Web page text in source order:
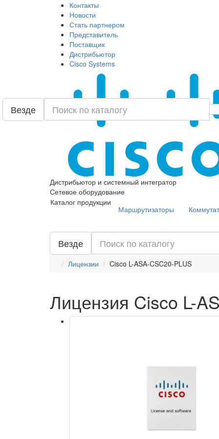
Контакты
Новости
Стать партнером
Представитель
Поставщик
Дистрибьютор
Cisco Systems
Дистрибьютор и системный интегратор
Сетевое оборудование
Везде
Каталог продукции
Маршрутизаторы
Везде
Лицензии Cisco L-ASA-CSC20-PLUS
Лицензия Cisco L-